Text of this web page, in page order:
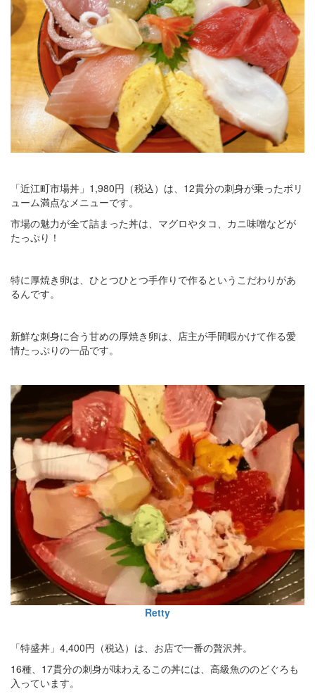
「近江町市場丼」1,980円（税込）は、12貫分の刺身が乗ったボリ
ューム満点なメニューです。
市場の魅力が全て詰まった丼は、マグロやタコ、カニ味噌などが
たっぷり！
特に厚焼き卵は、ひとつひとつ手作りで作るというこだわりがあ
るんです。
新鮮な刺身に合う甘めの厚焼き卵は、店主が手間暇かけて作る愛
情たっぷりの一品です。
Retty
「特盛丼」4,400円（税込）は、お店で一番の贅沢丼。
16種、17貫分の刺身が味わえるこの丼には、高級魚ののどぐろも
入っています。